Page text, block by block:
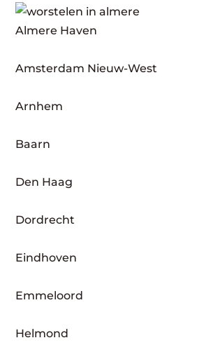
Almere Haven
Amsterdam Nieuw-West
Arnhem
Baarn
Den Haag
Dordrecht
Eindhoven
Emmeloord
Helmond